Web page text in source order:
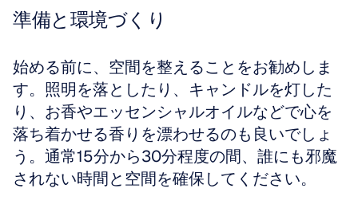
準備と環境づくり
始める前に、空間を整えることをお勧めしま
す。照明を落としたり、キャンドルを灯した
り、お香やエッセンシャルオイルなどで心を
落ち着かせる香りを漂わせるのも良いでしょ
う。通常15分から30分程度の間、誰にも邪魔
されない時間と空間を確保してください。